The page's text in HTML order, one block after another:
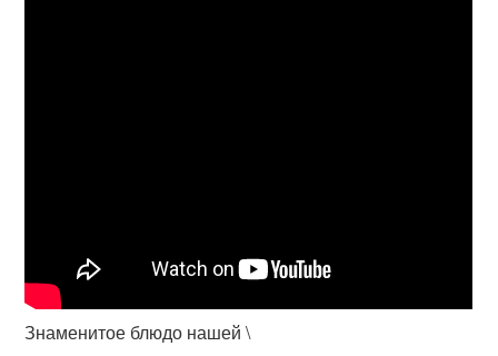
Знаменитое блюдо нашей \